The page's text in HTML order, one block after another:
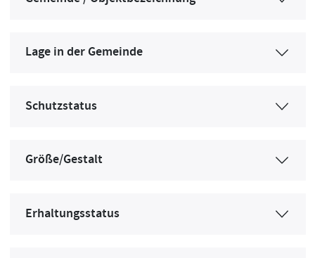
Lage in der Gemeinde
Schutzstatus
Größe/Gestalt
Erhaltungsstatus